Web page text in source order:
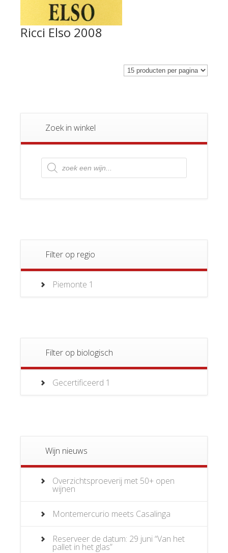
Ricci Elso 2008
Zoek in winkel
Producten
zoeken
Filter op regio
Piemonte 1
Filter op biologisch
Gecertificeerd 1
Wijn nieuws
Overzichtsproeverij met 50+ open
wijnen
Montemercurio meets Casalinga
Reserveer de datum: 29 juni “Van het
pallet in het glas”